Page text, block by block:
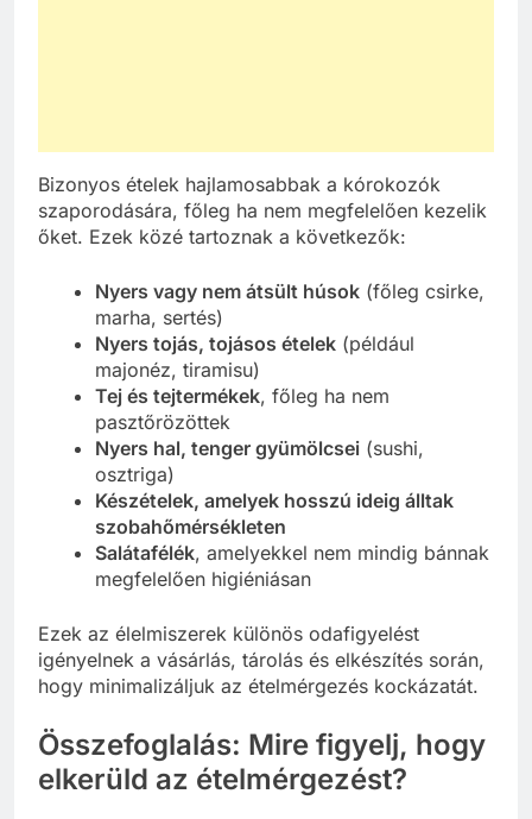
Bizonyos ételek hajlamosabbak a kórokozók
szaporodására, főleg ha nem megfelelően kezelik
őket. Ezek közé tartoznak a következők:
Nyers vagy nem átsült húsok (főleg csirke,
marha, sertés)
Nyers tojás, tojásos ételek (például
majonéz, tiramisu)
Tej és tejtermékek, főleg ha nem
pasztőrözöttek
Nyers hal, tenger gyümölcsei (sushi,
osztriga)
Készételek, amelyek hosszú ideig álltak
szobahőmérsékleten
Salátafélék, amelyekkel nem mindig bánnak
megfelelően higiéniásan
Ezek az élelmiszerek különös odafigyelést
igényelnek a vásárlás, tárolás és elkészítés során,
hogy minimalizáljuk az ételmérgezés kockázatát.
Összefoglalás: Mire figyelj, hogy
elkerüld az ételmérgezést?